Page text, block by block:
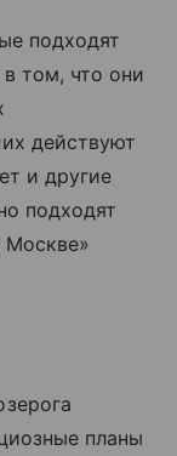
подходят
том, что они
действуют
и другие
подходят
Москве»
планы